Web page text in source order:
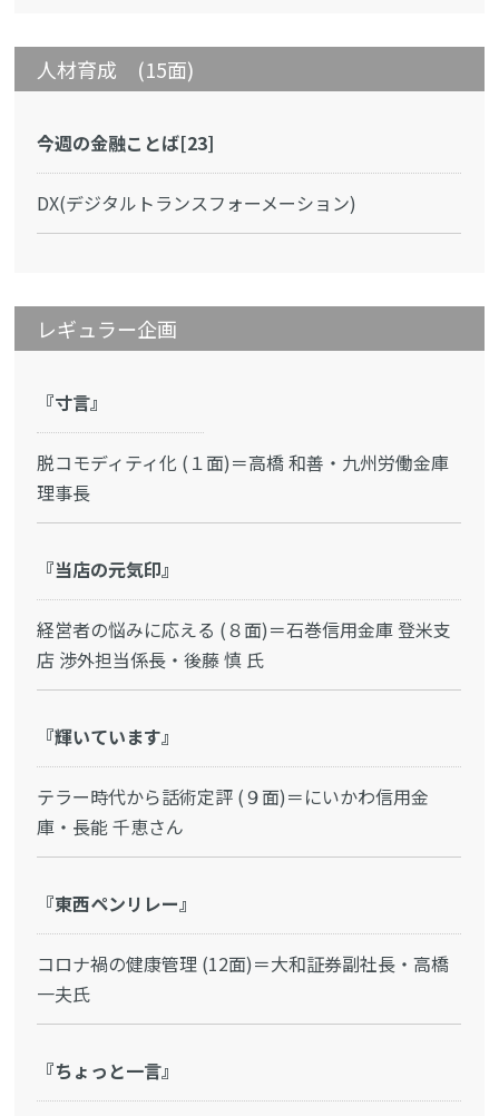
人材育成 (15面)
今週の金融ことば[23]
DX(デジタルトランスフォーメーション)
レギュラー企画
『寸言』
脱コモディティ化 (１面)＝高橋 和善・九州労働金庫
理事長
『当店の元気印』
経営者の悩みに応える (８面)＝石巻信用金庫 登米支
店 渉外担当係長・後藤 慎 氏
『輝いています』
テラー時代から話術定評 (９面)＝にいかわ信用金
庫・長能 千恵さん
『東西ペンリレー』
コロナ禍の健康管理 (12面)＝大和証券副社長・高橋
一夫氏
『ちょっと一言』